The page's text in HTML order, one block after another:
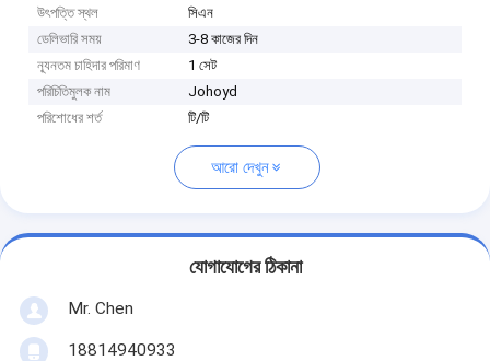
উৎপত্তি স্থল
সিএন
ডেলিভারি সময়
3-8 কাজের দিন
ন্যূনতম চাহিদার পরিমাণ
1 সেট
পরিচিতিমুলক নাম
Johoyd
পরিশোধের শর্ত
টি/টি
আরো দেখুন
যোগাযোগের ঠিকানা
Mr. Chen
18814940933